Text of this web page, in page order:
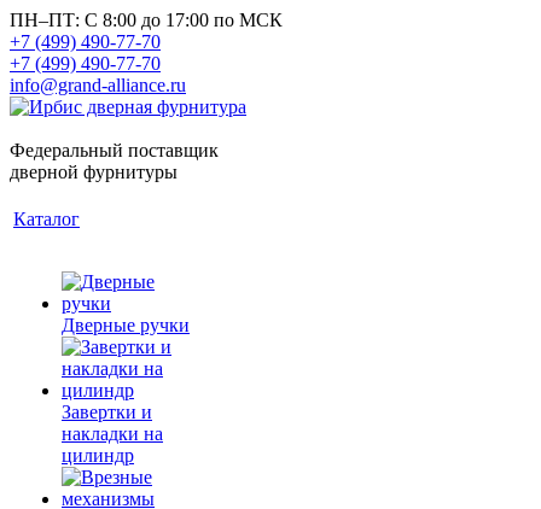
ПН–ПТ: С 8:00 до 17:00 по МСК
+7 (499) 490-77-70
+7 (499) 490-77-70
info@grand-alliance.ru
Федеральный поставщик
дверной фурнитуры
Каталог
Дверные ручки
Завертки и
накладки на
цилиндр